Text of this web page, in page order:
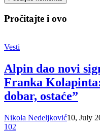
Pročitajte i ovo
Vesti
Alpin dao novi
Franka
dobar, ostaće”
Nikola Nedeljković10, July
102